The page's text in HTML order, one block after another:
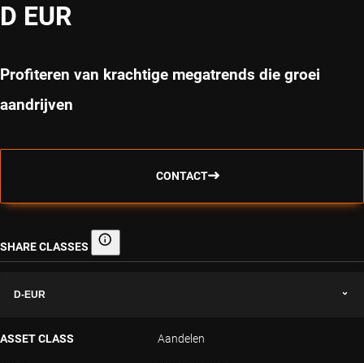
D EUR
Profiteren van krachtige megatrends die groei
aandrijven
CONTACT
SHARE CLASSES Share classes
D-EUR
ASSET CLASS Aandelen